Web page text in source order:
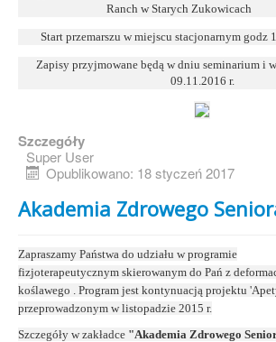
Ranch w Starych Zukowicach
Start przemarszu w miejscu stacjonarnym godz
Zapisy przyjmowane będą w dniu seminarium i
09.11.2016 r.
Szczegóły
Super User
Opublikowano: 18 styczeń 2017
Akademia Zdrowego
Zapraszamy Państwa do udziału w programie
fizjoterapeutycznym skierowanym do Pań z
koślawego . Program jest kontynuacją projektu
przeprowadzonym w listopadzie 2015 r.
Szczegóły w zakładce "Akademia Zdrowego